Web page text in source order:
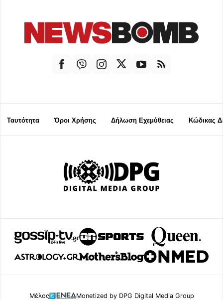
Ταυτότητα Όροι Χρήσης Δήλωση Εχεμύθειας Κώδικας
Μέλος Monetized by DPG Digital Media Group